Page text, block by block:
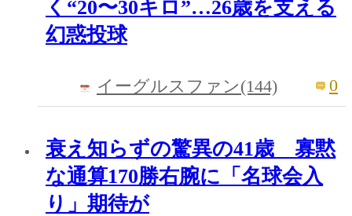
く“20〜30キロ”…26歳を支える
幻惑投球
イーグルスファン(144) 0
衰え知らずの驚異の41歳 寡黙
な通算170勝右腕に「名球会入
り」期待が